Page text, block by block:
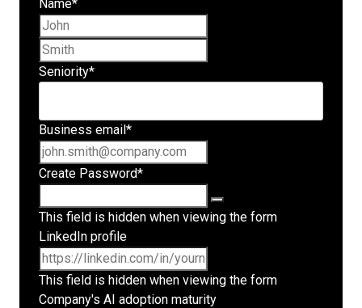
Name*
Seniority*
Business email *
Create Password*
This field is hidden when viewing the form
LinkedIn profile
This field is hidden when viewing the form
Company's AI adoption maturity